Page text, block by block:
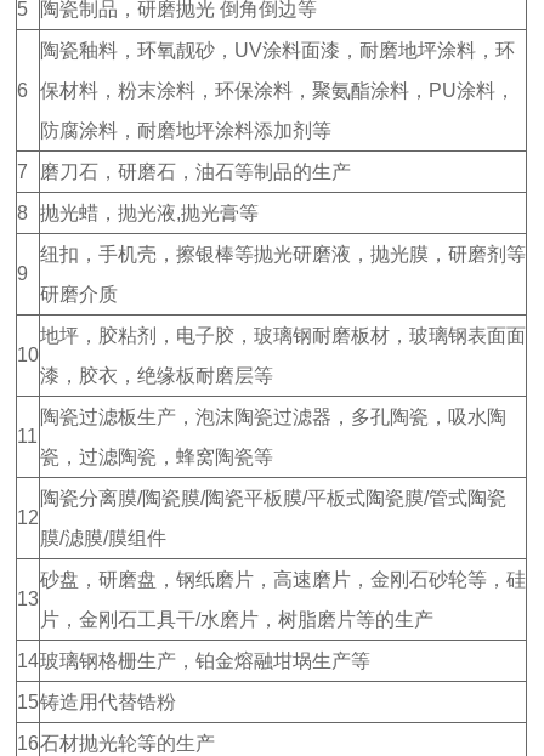
5 陶瓷制品，研磨抛光 倒角倒边等
6
陶瓷釉料，环氧靓砂，UV涂料面漆，耐磨地坪涂料，环
保材料，粉末涂料，环保涂料，聚氨酯涂料，PU涂料，
防腐涂料，耐磨地坪涂料添加剂等
7
磨刀石，研磨石，油石等制品的生产
8
抛光蜡，抛光液,抛光膏等
9
纽扣，手机壳，擦银棒等抛光研磨液，抛光膜，研磨剂等
研磨介质
10
地坪，胶粘剂，电子胶，玻璃钢耐磨板材，玻璃钢表面面
漆，胶衣，绝缘板耐磨层等
11
陶瓷过滤板生产，泡沫陶瓷过滤器，多孔陶瓷，吸水陶
瓷，过滤陶瓷，蜂窝陶瓷等
12
陶瓷分离膜/陶瓷膜/陶瓷平板膜/平板式陶瓷膜/管式陶瓷
膜/滤膜/膜组件
13
砂盘，研磨盘，钢纸磨片，高速磨片，金刚石砂轮等，硅
片，金刚石工具干/水磨片，树脂磨片等的生产
14玻璃钢格栅生产，铂金熔融坩埚生产等
15铸造用代替锆粉
16石材抛光轮等的生产